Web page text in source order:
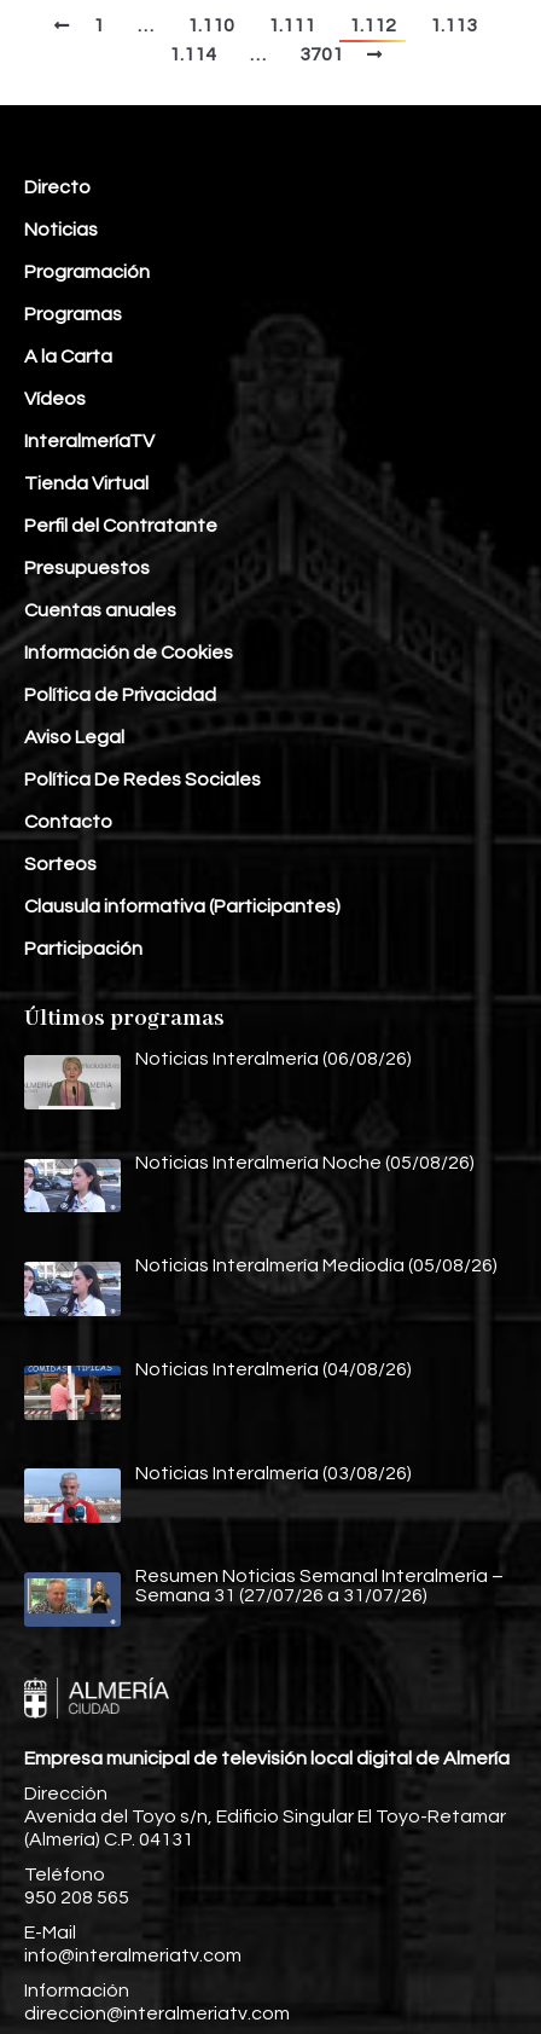
1 … 1.110 1.111 1.112
1.113
1.114
… 3701
Directo
Noticias
Programación
Programas
A la Carta
Vídeos
InteralmeríaTV
Tienda Virtual
Perfil del Contratante
Presupuestos
Cuentas anuales
Información de Cookies
Política de Privacidad
Aviso Legal
Política De Redes Sociales
Contacto
Sorteos
Clausula informativa (Participantes)
Participación
Últimos programas
Noticias Interalmería (06/08/26)
Noticias Interalmería Noche (05/08/26)
Noticias Interalmería Mediodía (05/08/26)
Noticias Interalmería (04/08/26)
Noticias Interalmería (03/08/26)
Resumen Noticias Semanal Interalmería –
Semana 31 (27/07/26 a 31/07/26)
Empresa municipal de televisión local digital de Almería
Dirección
Avenida del Toyo s/n, Edificio Singular El Toyo-Retamar
(Almería) C.P. 04131
Teléfono
950 208 565
E-Mail
info@interalmeriatv.com
Información
direccion@interalmeriatv.com